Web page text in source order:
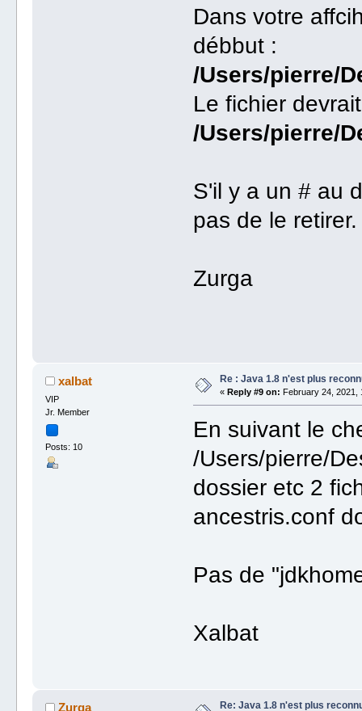
Dans votre
débbut :
/Users/pierre/
Le fichier
/Users/pierre/
S'il y a un # au
pas de le
Zurga
xalbat
VIP
Jr. Member
Posts: 10
Re : Java 1.8 n'est plus
« Reply #9 on: February 24, 2021,
En suivant le
/Users/pierre/
dossier etc 2
ancestris.conf
Pas de
Xalbat
Zurga Re: Java 1.8 n'est plus